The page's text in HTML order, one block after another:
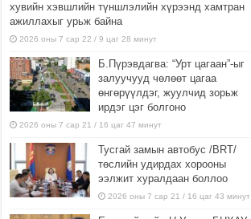
хувийн хэвшлийн түншлэлийн хүрээнд хамтран
ажиллахыг урьж байна
2026 оны 7 сар 22 / 9 цаг 28 минут
Б.Пүрэвдагва: “Урт цагаан”-ыг
залуучууд чөлөөт цагаа
өнгөрүүлдэг, жуулчид зорьж
ирдэг цэг болгоно
2026 оны 7 сар 21 / 16 цаг 47 минут
Тусгай замын автобус /BRT/
төслийн удирдах хорооны
ээлжит хуралдаан боллоо
2026 оны 7 сар 21 / 16 цаг 43 минут